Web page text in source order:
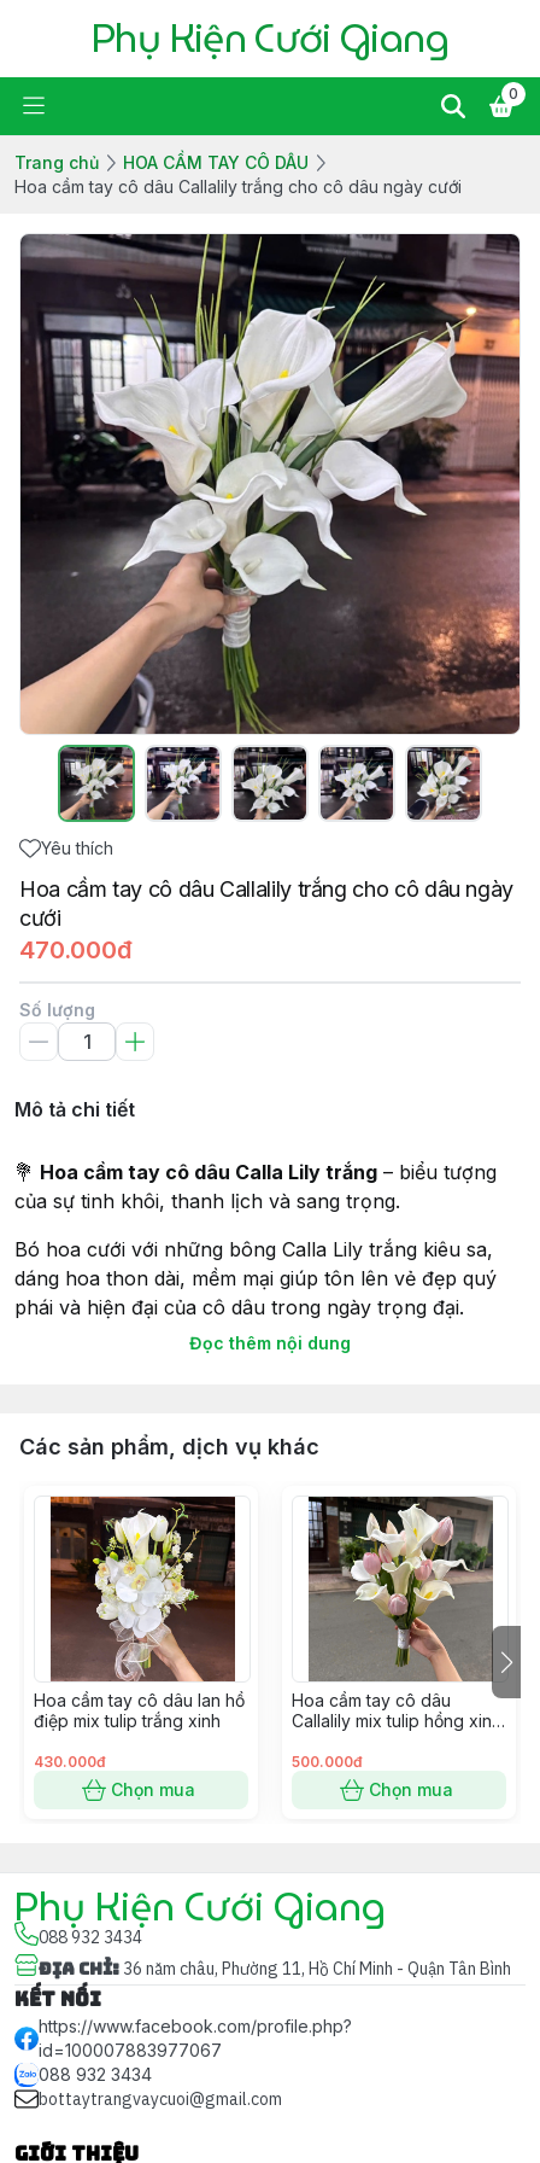
Phụ Kiện Cưới Giang
0
Trang chủ
HOA CẦM TAY CÔ DÂU
Hoa cầm tay cô dâu Callalily trắng cho cô dâu ngày cưới
Yêu thích
Hoa cầm tay cô dâu Callalily trắng cho cô dâu ngày
cưới
470.000đ
Số lượng
Mô tả chi tiết
💐 Hoa cầm tay cô dâu Calla Lily trắng – biểu tượng
của sự tinh khôi, thanh lịch và sang trọng.
Bó hoa cưới với những bông Calla Lily trắng kiêu sa,
dáng hoa thon dài, mềm mại giúp tôn lên vẻ đẹp quý
phái và hiện đại của cô dâu trong ngày trọng đại.
thuần khiết, sự trong sáng và hạnh phúc trọn đời.
phù hợp với nhiều kiểu váy cưới từ truyền thống đến
hiện đại.
Phong cách:Có thể điểm thêm ruy băng trắng/kem
hoặc phụ kiện ngọc trai để tăng phần lộng lẫy.
Phù hợp:Dùng làm hoa cầm tay cô dâu, chụp ảnh
cưới, hoặc bó hoa kỷ niệm trong lễ đính hôn.
👉 Bó hoaCalla Lily trắng
sẽ mang đến cho cô dâu vẻ
Đọc thêm nội dung
Các sản phẩm, dịch vụ khác
Hoa cầm tay cô dâu lan hồ
điệp mix tulip trắng xinh
430.000đ
Chọn mua
Hoa cầm tay cô dâu
Callalily mix tulip hồng xinh
500.000đ
Chọn mua
Phụ Kiện Cưới Giang
088 932 3434
Địa chỉ: 36 năm châu, Phường 11, Hồ Chí Minh - Quận Tân Bình
Kết nối
https://www.facebook.com/profile.php?
id=100007883977067
088 932 3434
bottaytrangvaycuoi@gmail.com
Giới thiệu